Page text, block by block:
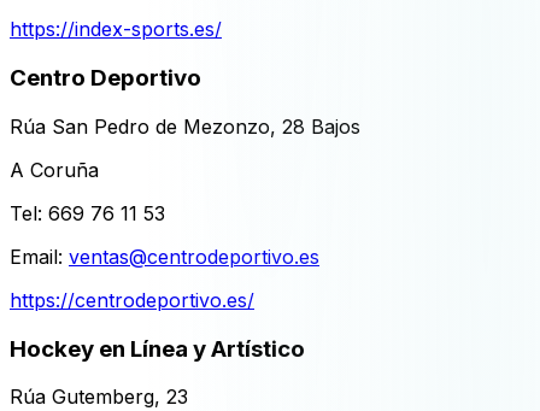
https://index-sports.es/
Centro Deportivo
Rúa San Pedro de Mezonzo, 28 Bajos
A Coruña
Tel: 669 76 11 53
Email: ventas@centrodeportivo.es
https://centrodeportivo.es/
Hockey en Línea y Artístico
Rúa Gutemberg, 23